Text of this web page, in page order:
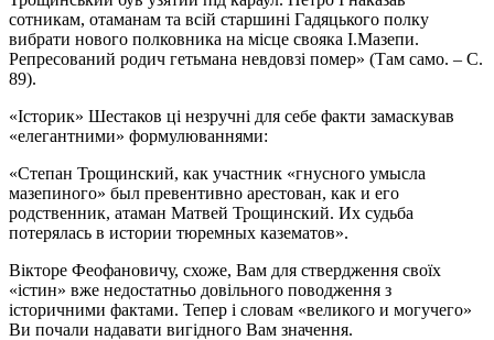
сотникам, отаманам та всій старшині Гадяцького полку
вибрати нового полковника на місце свояка І.Мазепи.
Репресований родич гетьмана невдовзі помер» (Там само. – С.
89).
«Історик» Шестаков ці незручні для себе факти замаскував
«елегантними» формулюваннями:
«Степан Трощинский, как участник «гнусного умысла
мазепиного» был превентивно арестован, как и его
родственник, атаман Матвей Трощинский. Их судьба
потерялась в истории тюремных казематов».
Вікторе Феофановичу, схоже, Вам для ствердження своїх
«істин» вже недостатньо довільного поводження з
історичними фактами. Тепер і словам «великого и могучего»
Ви почали надавати вигідного Вам значення.